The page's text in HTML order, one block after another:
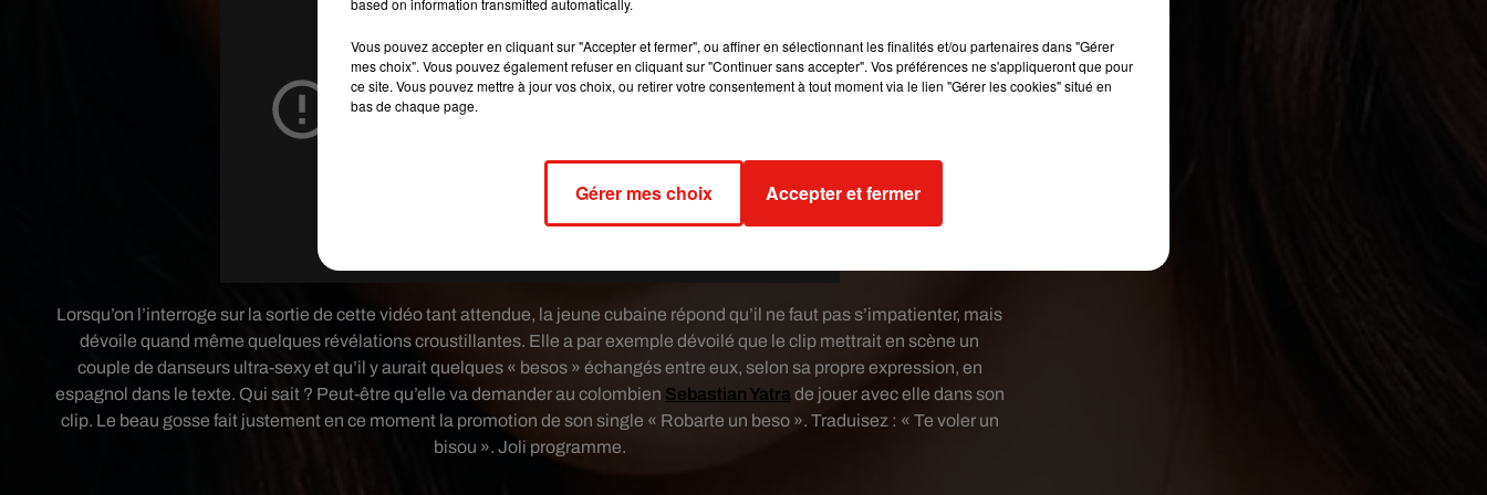
Lorsqu’on l’interroge sur la sortie de cette vidéo tant attendue, la jeune cubaine répond qu’il ne faut pas s’impatienter, mais
dévoile quand même quelques révélations croustillantes. Elle a par exemple dévoilé que le clip mettrait en scène un
couple de danseurs ultra-sexy et qu’il y aurait quelques « besos » échangés entre eux, selon sa propre expression, en
espagnol dans le texte. Qui sait ? Peut-être qu’elle va demander au colombien Sebastian Yatra de jouer avec elle dans son
clip. Le beau gosse fait justement en ce moment la promotion de son single « Robarte un beso ». Traduisez : « Te voler un
bisou ». Joli programme.
Vous pouvez accepter en cliquant sur "Accepter et fermer", ou affiner en sélectionnant les finalités et/ou partenaires dans "Gérer
mes choix". Vous pouvez également refuser en cliquant sur "Continuer sans accepter". Vos préférences ne s'appliqueront que pour
ce site. Vous pouvez mettre à jour vos choix, ou retirer votre consentement à tout moment via le lien "Gérer les cookies" situé en
bas de chaque page.
Gérer mes choix Accepter et fermer